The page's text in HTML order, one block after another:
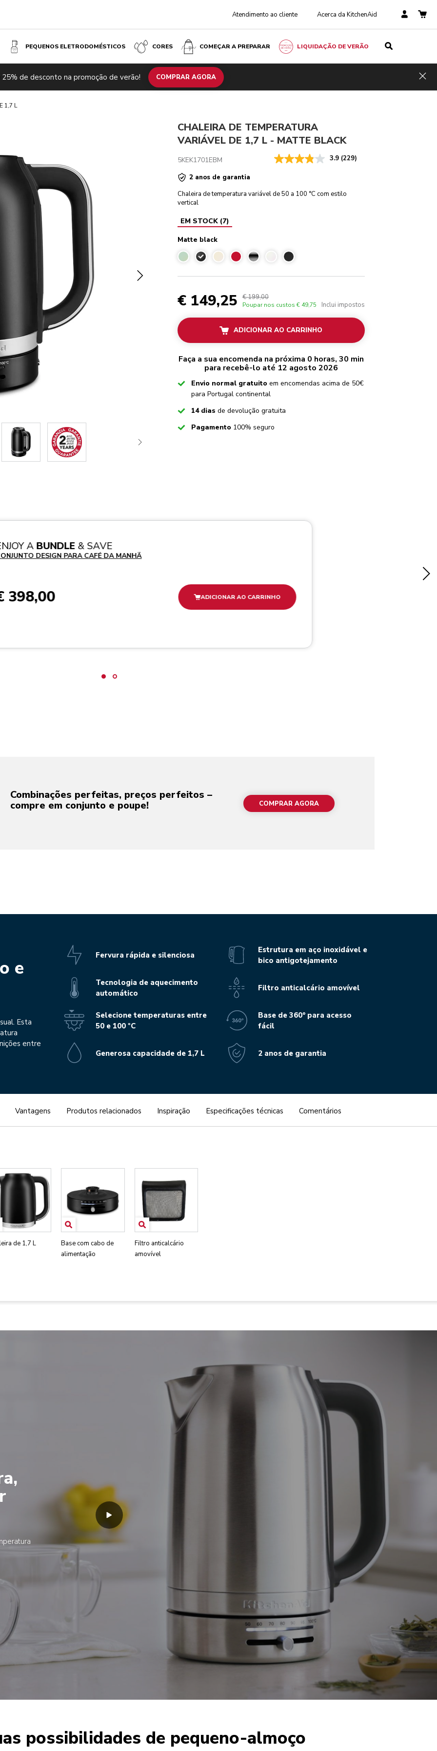
Atendimento ao cliente Acerca da KitchenAid
PEQUENOS ELETRODOMÉSTICOS CORES COMEÇAR A PREPARAR LIQUIDAÇÃO DE VERÃO
de desconto na promoção de verão! COMPRAR AGORA
1,7 L
Inspiração Especificações técnicas Comentários€ 149,25
€ 199,00
CHALEIRA DE TEMPERATURA
VARIÁVEL DE 1,7 L - MATTE BLACK
5KEK1701EBM 3.9 (229)
2 anos de garantia
Chaleira de temperatura variável de 50 a 100 °C com estilo
vertical
EM STOCK(7)
Matte black
Matte black
€ 149,25 € 199,00
Poupar nos custos € 49,75 Inclui impostos
ADICIONAR AO CARRINHO
Faça a sua encomenda na próxima 0 horas, 30 min
para recebê-lo até 12 agosto 2026
CheckedEnvio normal gratuitoem encomendas acima de 50€
para Portugal continental
Checked
14 dias de devolução gratuita
CheckedPagamento100% seguro
A BUNDLE & SAVE
DESIGN PARA CAFÉ DA MANHÃ
398,00 ADICIONAR AO CARRINHO
Combinações perfeitas, preços perfeitos –
compre em conjunto e poupe!
COMPRAR AGORA
e
Esta
entre
Fervura rápida e silenciosa
Tecnologia de aquecimento
automático
Selecione temperaturas entre
50 e 100 ºC
Generosa capacidade de 1,7 L
Estrutura em aço inoxidável e
bico antigotejamento
Filtro anticalcário amovível
Base de 360° para acesso
fácil
2 anos de garantia
Vantagens Produtos relacionados Inspiração Especificações técnicas Comentários
de 1,7 L
Base com cabo de
alimentação
Filtro anticalcário
amovível
possibilidades de pequeno-almoço